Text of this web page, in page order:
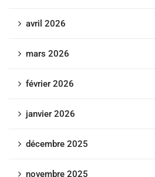
avril 2026
mars 2026
février 2026
janvier 2026
décembre 2025
novembre 2025